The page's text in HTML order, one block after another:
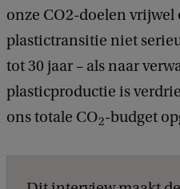
onze CO2-doelen vrijwel
plastictransitie niet
tot 30 jaar – als naar
plasticproductie is
ons totale CO2-budget